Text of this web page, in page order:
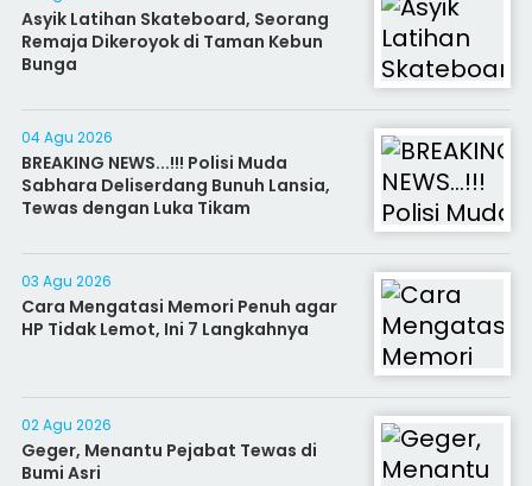
Asyik Latihan Skateboard, Seorang
Remaja Dikeroyok di Taman Kebun
Bunga
04 Agu 2026
BREAKING NEWS...!!! Polisi Muda
Sabhara Deliserdang Bunuh Lansia,
Tewas dengan Luka Tikam
03 Agu 2026
Cara Mengatasi Memori Penuh agar
HP Tidak Lemot, Ini 7 Langkahnya
02 Agu 2026
Geger, Menantu Pejabat Tewas di
Bumi Asri